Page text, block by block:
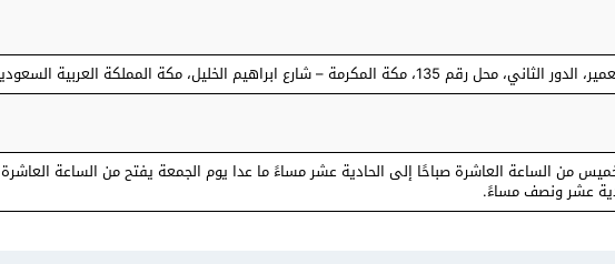
المكرمة – شارع ابراهيم الخليل، مكة المملكة العربية السعودية
من الساعة العاشرة صباحًا إلى الحادية عشر مساءً ما عدا يوم الجمعة يفتح من الساعة العاشرة
عشر ونصف مساءً.